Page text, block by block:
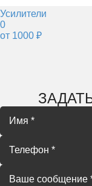
Усилители
0
от 1000 ₽